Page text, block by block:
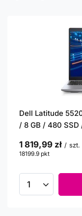
Dell Latitude
/ 8 GB / 480 SSD
1 819,99 zł / szt.
18199.9 pkt